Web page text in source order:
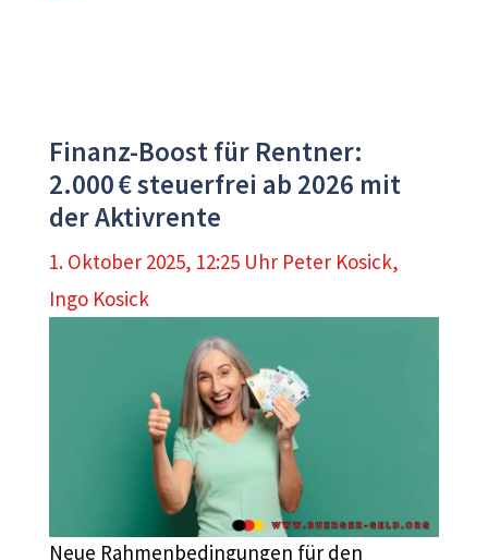
Finanz-Boost für Rentner:
2.000 € steuerfrei ab 2026 mit
der Aktivrente
1. Oktober 2025, 12:25 Uhr Peter Kosick,
Ingo Kosick
Neue Rahmenbedingungen für den